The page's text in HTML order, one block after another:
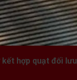
hợp quạt đối lưu